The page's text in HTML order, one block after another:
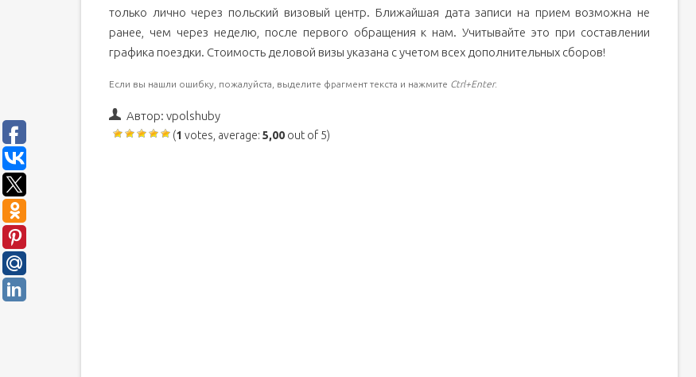
только лично через польский визовый центр. Ближайшая дата записи на прием возможна не
ранее, чем через неделю, после первого обращения к нам. Учитывайте это при составлении
графика поездки. Стоимость деловой визы указана с учетом всех дополнительных сборов!
Если вы нашли ошибку, пожалуйста, выделите фрагмент текста и нажмите Ctrl+Enter.
Автор: vpolshuby
(1 votes, average: 5,00 out of 5)